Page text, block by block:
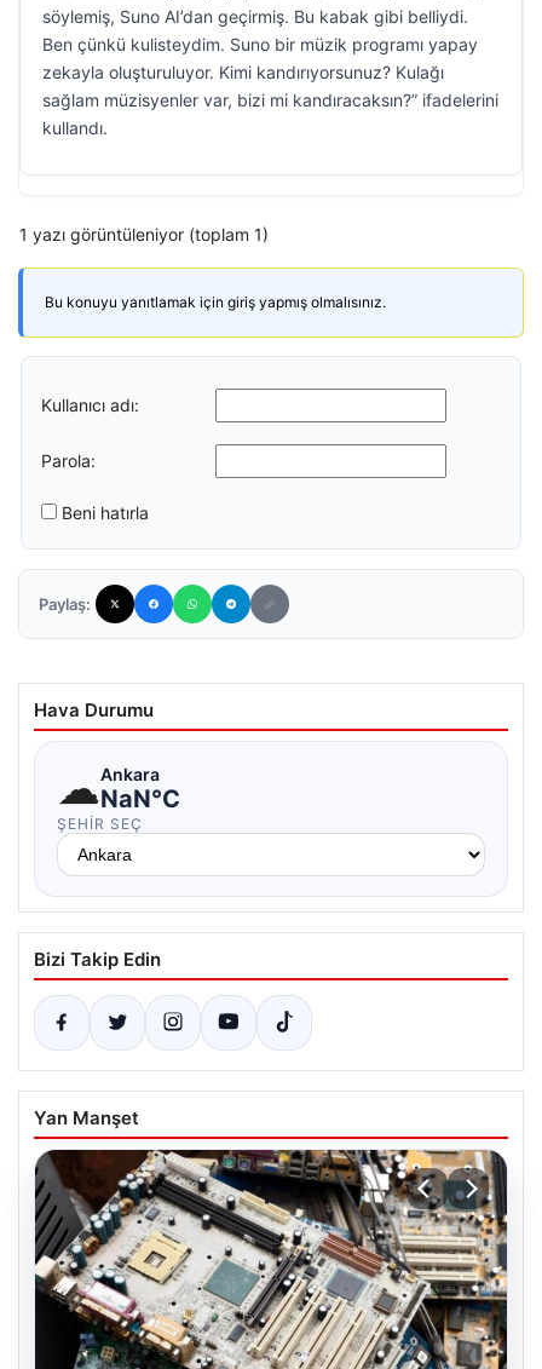
söylemiş, Suno AI’dan geçirmiş. Bu kabak gibi belliydi.
Ben çünkü kulisteydim. Suno bir müzik programı yapay
zekayla oluşturuluyor. Kimi kandırıyorsunuz? Kulağı
sağlam müzisyenler var, bizi mi kandıracaksın?” ifadelerini
kullandı.
1 yazı görüntüleniyor (toplam 1)
Bu konuyu yanıtlamak için giriş yapmış olmalısınız.
Kullanıcı adı:
Parola:
Beni hatırla
Paylaş:
Hava Durumu
☁Ankara
NaN°C
ŞEHIR SEÇ
Bizi Takip Edin
Yan Manşet